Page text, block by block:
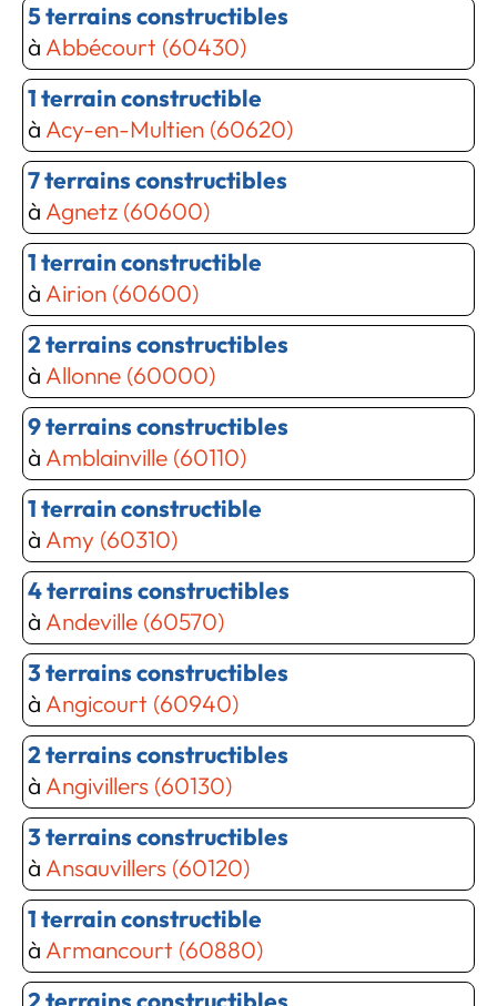
Chargement...
5 terrains constructibles
à Abbécourt (60430)
1 terrain constructible
à Acy-en-Multien (60620)
7 terrains constructibles
à Agnetz (60600)
1 terrain constructible
à Airion (60600)
2 terrains constructibles
à Allonne (60000)
9 terrains constructibles
à Amblainville (60110)
1 terrain constructible
à Amy (60310)
4 terrains constructibles
à Andeville (60570)
3 terrains constructibles
à Angicourt (60940)
2 terrains constructibles
à Angivillers (60130)
3 terrains constructibles
à Ansauvillers (60120)
1 terrain constructible
à Armancourt (60880)